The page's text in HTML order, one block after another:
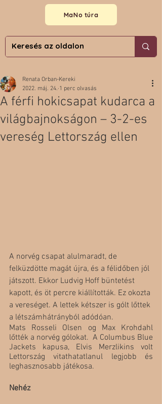
MaNo túra
A férfi hokicsapat kudarca a
világbajnokságon – 3-2-es
vereség Lettország ellen
Renata Orban-Kereki
2022. máj. 24. 1 perc olvasás
A norvég csapat alulmaradt, de
felküzdötte magát újra, és a félidőben jól
játszott. Ekkor Ludvig Hoff büntetést
kapott, és öt percre kiállították. Ez okozta
a vereséget. A lettek kétszer is gólt lőttek
a létszámhátrányból adódóan.
Mats Rosseli Olsen og Max Krohdahl
lőtték a norvég gólokat.  A Columbus Blue
Jackets kapusa, Elvis Merzlikins volt
Lettország vitathatatlanul legjobb és
leghasznosabb játékosa.
Nehéz